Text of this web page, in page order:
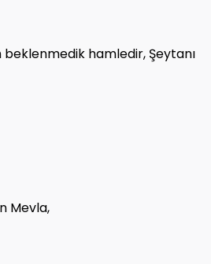
hamledir, Şeytanı
Mevla,